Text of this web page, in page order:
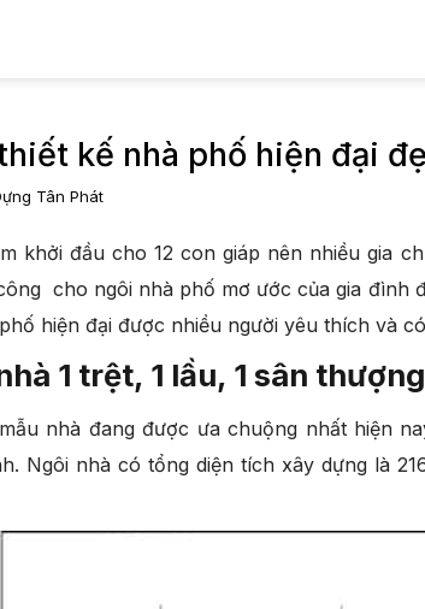
kế nhà phố hiện đại
Tân Phát
khởi đầu cho 12 con giáp nên nhiều gia
cho ngôi nhà phố mơ ước của gia đình
phố hiện đại được nhiều người yêu thích và
1 trệt, 1 lầu, 1 sân
nhà đang được ưa chuộng nhất hiện
Ngôi nhà có tổng diện tích xây dựng là